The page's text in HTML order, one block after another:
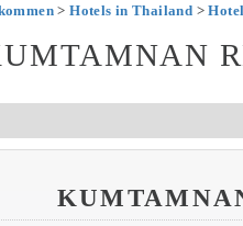
>Hotels in Thailand >